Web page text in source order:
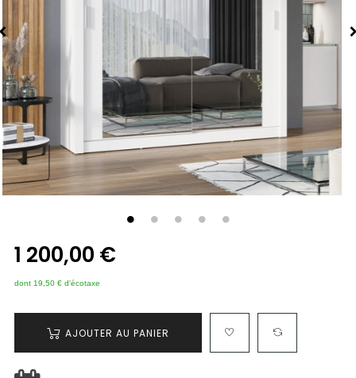
1 200,00 €
dont 19,50 € d'écotaxe
AJOUTER AU PANIER